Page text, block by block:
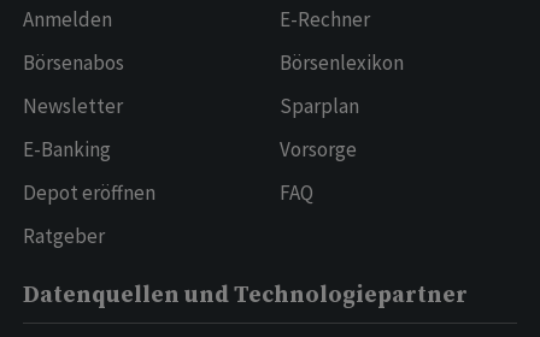
Anmelden
Börsenabos
Newsletter
E-Banking
Depot eröffnen
Ratgeber
E-Rechner
Börsenlexikon
Sparplan
Vorsorge
FAQ
Datenquellen und Technologiepartner